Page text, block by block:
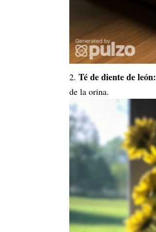
Té de diente de león:
de la orina.